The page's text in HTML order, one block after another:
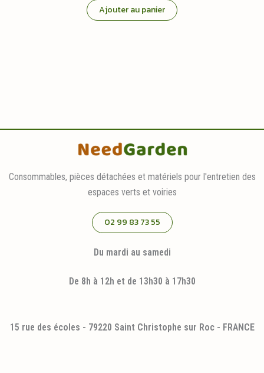
initial
était :
actuel
Ajouter au panier
Consommables, pièces détachées et matériels pour l'entretien des
espaces verts et voiries
02 99 83 73 55
Du mardi au samedi
De 8h à 12h et de 13h30 à 17h30
15 rue des écoles - 79220 Saint Christophe sur Roc - FRANCE